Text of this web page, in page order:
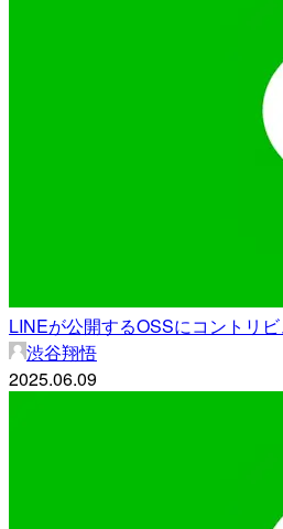
LINEが公開するOSSにコントリ
渋谷翔悟
2025.06.09